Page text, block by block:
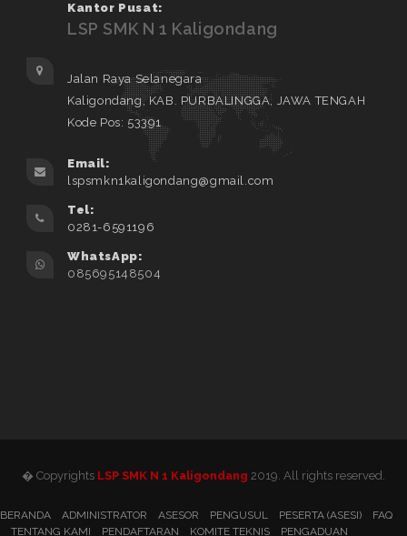
Kantor Pusat:
LSP SMK N 1 Kaligondang
Jalan Raya Selanegara
Kaligondang, KAB. PURBALINGGA, JAWA TENGAH
Kode Pos: 53391
Email:
lspsmkn1kaligondang@gmail.com
Tel:
0281-6591196
WhatsApp:
085695148504
� Copyrights LSP SMK N 1 Kaligondang 2019. All rights reserved.
BERANDA ADMINISTRATOR ASESOR PENGUSUL PESERTA (ASESI)
FAQ
TENTANG KAMI
PENDAFTARAN KOMITE TEKNIS PENGADUAN